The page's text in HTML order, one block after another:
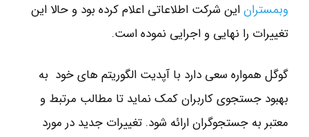
وبمستراناین شرکت اطلاعاتی اعلام کرده بود و حالا این
تغییرات را نهایی و اجرایی نموده است.
گوگل همواره سعی دارد با آپدیت الگوریتم های خود به
بهبود جستجوی کاربران کمک نماید تا مطالب مرتبط و
معتبر به جستجوگران ارائه شود. تغییرات جدید در مورد